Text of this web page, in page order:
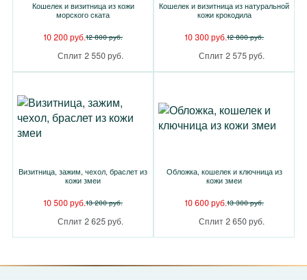
Кошелек и визитница из кожи
морского ската
10 200 руб.12 800 руб.
Сплит 2 550 руб.
Кошелек и визитница из натуральной
кожи крокодила
10 300 руб.12 800 руб.
Сплит 2 575 руб.
Визитница, зажим, чехол, браслет из
кожи змеи
10 500 руб.13 200 руб.
Сплит 2 625 руб.
Обложка, кошелек и ключница из
кожи змеи
10 600 руб.13 300 руб.
Сплит 2 650 руб.